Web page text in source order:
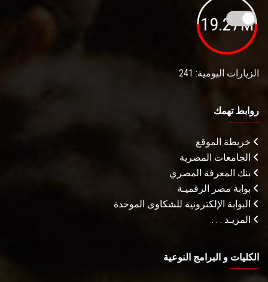
19.27M
الزيارات اليومية: 241
روابط تهمك
خريطة الموقع
الجامعات المصرية
بنك المعرفة المصري
بوابة مصر الرقميـة
البوابة الإلكترونية للشكاوى الموحدة
المزيـد . . .
الكليات و البرامج النوعية